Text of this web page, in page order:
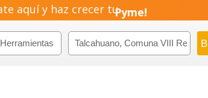
aquí y haz crecer tuPyme!
Emprendimiento!